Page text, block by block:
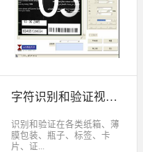
字符识别和验证视觉检测系统
识别和验证在各类纸箱、薄
膜包装、瓶子、标签、卡
片、证...